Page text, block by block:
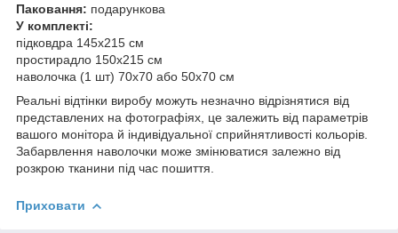
Паковання: подарункова
У комплекті:
підковдра 145x215 см
простирадло 150x215 см
наволочка (1 шт) 70x70 або 50х70 см
Реальні відтінки виробу можуть незначно відрізнятися від
представлених на фотографіях, це залежить від параметрів
вашого монітора й індивідуальної сприйнятливості кольорів.
Забарвлення наволочки може змінюватися залежно від
розкрою тканини під час пошиття.
Приховати